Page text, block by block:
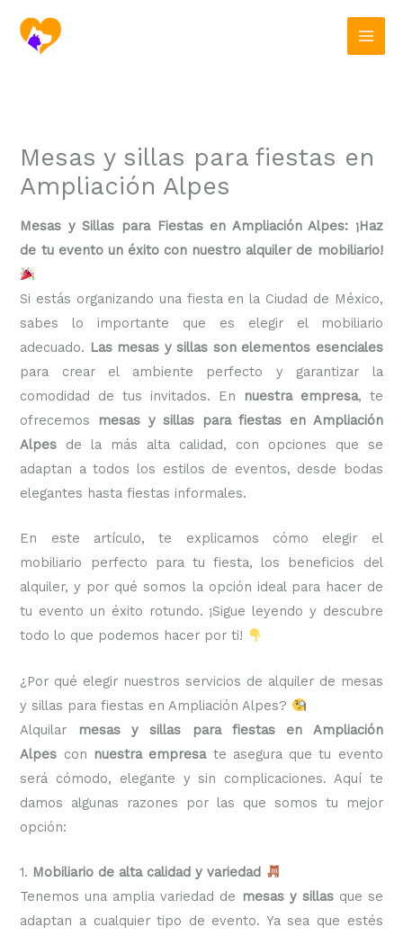
contenido
Mesas y sillas para fiestas en
Ampliación Alpes
Mesas y Sillas para Fiestas en Ampliación Alpes: ¡Haz
de tu evento un éxito con nuestro alquiler de mobiliario!
Si estás organizando una fiesta en la Ciudad de México,
sabes lo importante que es elegir el mobiliario
adecuado. Las mesas y sillas son elementos esenciales
para crear el ambiente perfecto y garantizar la
comodidad de tus invitados. En
nuestra empresa, te
ofrecemos
mesas y sillas para fiestas en Ampliación
Alpes de la más alta calidad, con opciones que se
adaptan a todos los estilos de eventos, desde bodas
elegantes hasta fiestas informales.
En este artículo, te explicamos cómo elegir el
mobiliario perfecto para tu fiesta, los beneficios del
alquiler, y por qué somos la opción ideal para hacer de
tu evento un éxito rotundo. ¡Sigue leyendo y descubre
todo lo que podemos hacer por ti!
¿Por qué elegir nuestros servicios de alquiler de mesas
y sillas para fiestas en Ampliación Alpes?
Alquilar
mesas y sillas para fiestas en Ampliación
Alpes con nuestra empresate asegura que tu evento
será cómodo, elegante y sin complicaciones. Aquí te
damos algunas razones por las que somos tu mejor
opción:
1. Mobiliario de alta calidad y variedad
Tenemos una amplia variedad de mesas y sillasque se
adaptan a cualquier tipo de evento. Ya sea que estés